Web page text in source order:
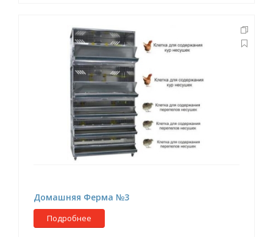
Домашняя Ферма №3
Подробнее